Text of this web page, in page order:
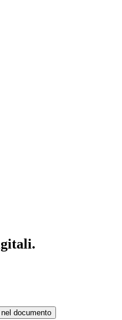
documento